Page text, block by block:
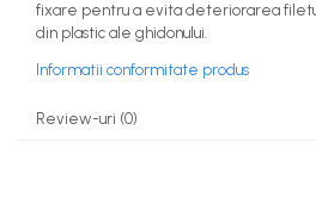
fixare pentru a evita deteriorarea
din plastic ale ghidonului.
Informatii conformitate produs
Review-uri (0)